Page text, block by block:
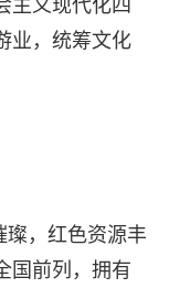
主义现代化四
业，统筹文化
璨，红色资源丰
国前列，拥有